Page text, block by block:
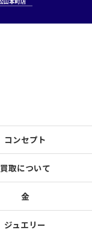
コンセプト
買取について
金
ジュエリー